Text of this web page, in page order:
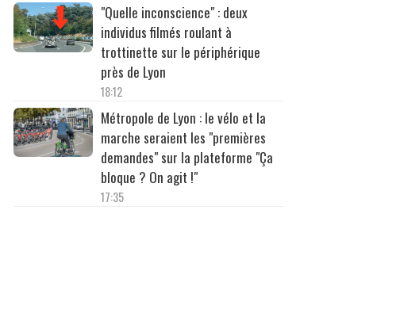
"Quelle inconscience" : deux
individus filmés roulant à
trottinette sur le périphérique
près de Lyon
18:12
Métropole de Lyon : le vélo et la
marche seraient les "premières
demandes" sur la plateforme "Ça
bloque ? On agit !"
17:35